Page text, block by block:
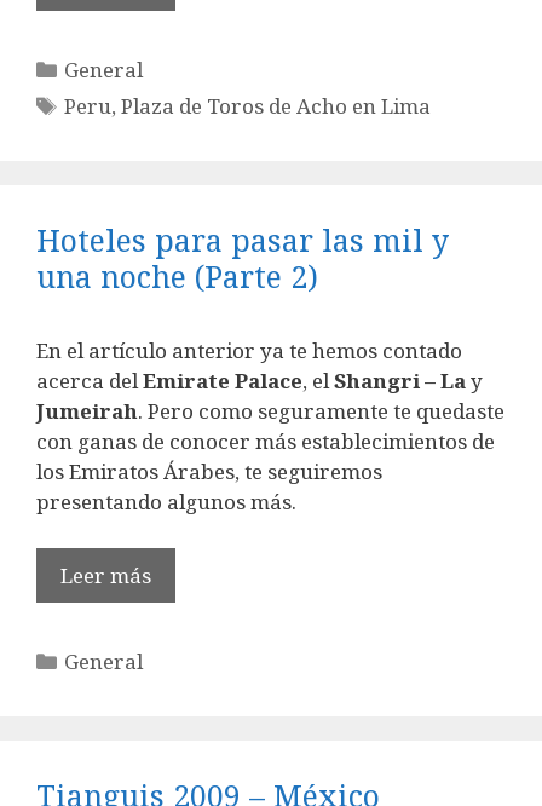
Categorías
General
Etiquetas
Peru,Plaza de Toros de Acho en Lima
Hoteles para pasar las mil y
una noche (Parte 2)
En el artículo anterior ya te hemos contado
acerca delEmirate Palace, elShangri – Lay
Jumeirah. Pero como seguramente te quedaste
con ganas de conocer más establecimientos de
los Emiratos Árabes, te seguiremos
presentando algunos más.
Leer más
Categorías
General
Tianguis 2009 – México